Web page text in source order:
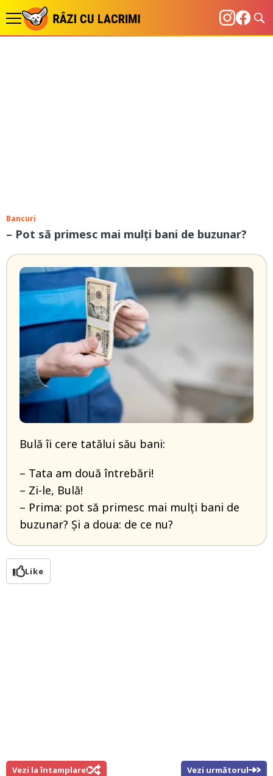
Bancuri
– Pot să primesc mai mulți bani de buzunar?
Bulă îi cere tatălui său bani:
– Tata am două întrebări!
– Zi-le, Bulă!
– Prima: pot să primesc mai mulți bani de
buzunar? Și a doua: de ce nu?
Like
Vezi la întamplare! Vezi următorul